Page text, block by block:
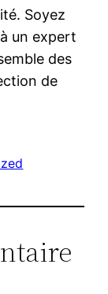
Soyez
un expert
des
de